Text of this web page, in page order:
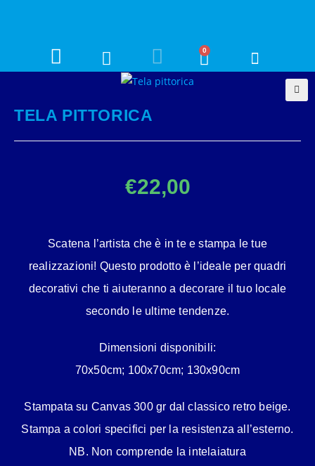
0
TELA PITTORICA
€22,00
Scatena l’artista che è in te e stampa le tue
realizzazioni! Questo prodotto è l’ideale per quadri
decorativi che ti aiuteranno a decorare il tuo locale
secondo le ultime tendenze.
Dimensioni disponibili:
70x50cm; 100x70cm; 130x90cm
Stampata su Canvas 300 gr dal classico retro beige.
Stampa a colori specifici per la resistenza all’esterno.
NB. Non comprende la intelaiatura